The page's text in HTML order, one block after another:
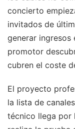
concierto
invitados de
generar ingresos
promotor
cubren el coste
El proyecto
la lista de
técnico llega por